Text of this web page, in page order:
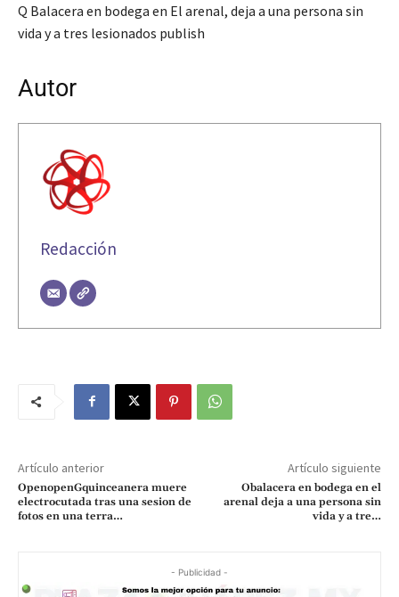
Q Balacera en bodega en El arenal, deja a una persona sin
vida y a tres lesionados publish
Autor
Redacción
Artículo anterior
OpenopenGquinceanera muere
electrocutada tras una sesion de
fotos en una terra…
Artículo siguiente
Obalacera en bodega en el
arenal deja a una persona sin
vida y a tre…
- Publicidad -